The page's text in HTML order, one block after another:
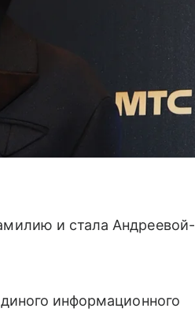
и стала Андреевой-
информационного